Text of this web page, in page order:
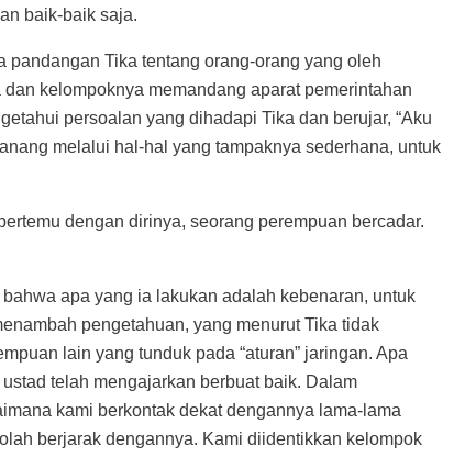
baik-baik saja.
Tika tentang orang-orang yang oleh
kelompoknya memandang aparat pemerintahan
persoalan yang dihadapi Tika dan berujar, “Aku
melalui hal-hal yang tampaknya sederhana, untuk
dengan dirinya, seorang perempuan bercadar.
apa yang ia lakukan adalah kebenaran, untuk
pengetahuan, yang menurut Tika tidak
lain yang tunduk pada “aturan” jaringan. Apa
telah mengajarkan berbuat baik. Dalam
kami berkontak dekat dengannya lama-lama
berjarak dengannya. Kami diidentikkan kelompok